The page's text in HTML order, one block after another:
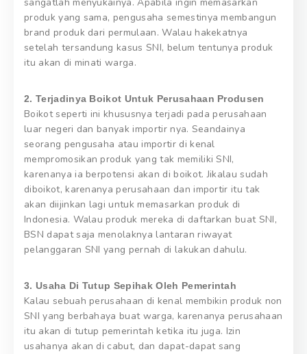
produk yang sama, pengusaha semestinya membangun
brand produk dari permulaan. Walau hakekatnya
setelah tersandung kasus SNI, belum tentunya produk
itu akan di minati warga.
2. Terjadinya Boikot Untuk Perusahaan Produsen
Boikot seperti ini khususnya terjadi pada perusahaan
luar negeri dan banyak importir nya. Seandainya
seorang pengusaha atau importir di kenal
mempromosikan produk yang tak memiliki SNI,
karenanya ia berpotensi akan di boikot. Jikalau sudah
diboikot, karenanya perusahaan dan importir itu tak
akan diijinkan lagi untuk memasarkan produk di
Indonesia. Walau produk mereka di daftarkan buat SNI,
BSN dapat saja menolaknya lantaran riwayat
pelanggaran SNI yang pernah di lakukan dahulu.
3. Usaha Di Tutup Sepihak Oleh Pemerintah
Kalau sebuah perusahaan di kenal membikin produk non
SNI yang berbahaya buat warga, karenanya perusahaan
itu akan di tutup pemerintah ketika itu juga. Izin
usahanya akan di cabut, dan dapat-dapat sang